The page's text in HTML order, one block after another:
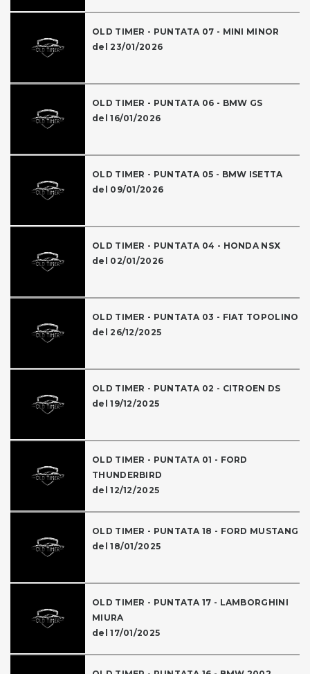
OLD TIMER - PUNTATA 07 - MINI MINOR
del 23/01/2026
OLD TIMER - PUNTATA 06 - BMW GS
del 16/01/2026
OLD TIMER - PUNTATA 05 - BMW ISETTA
del 09/01/2026
OLD TIMER - PUNTATA 04 - HONDA NSX
del 02/01/2026
OLD TIMER - PUNTATA 03 - FIAT TOPOLINO
del 26/12/2025
OLD TIMER - PUNTATA 02 - CITROEN DS
del 19/12/2025
OLD TIMER - PUNTATA 01 - FORD
THUNDERBIRD
del 12/12/2025
OLD TIMER - PUNTATA 18 - FORD MUSTANG
del 18/01/2025
OLD TIMER - PUNTATA 17 - LAMBORGHINI
MIURA
del 17/01/2025